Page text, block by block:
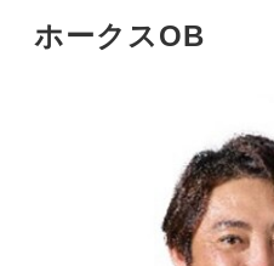
ホークスOB